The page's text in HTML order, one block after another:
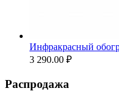
Инфракрасный
3 290.00 ₽
Распродажа